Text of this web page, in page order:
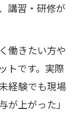
講習・研修が
働きたい方や
トです。実際
経験でも現場
が上がった」